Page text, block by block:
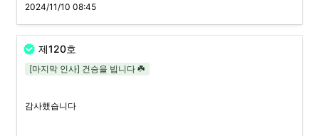
2024/11/10 08:45
제120호
[마지막 인사] 건승을 빕니다 ☘️
감사했습니다